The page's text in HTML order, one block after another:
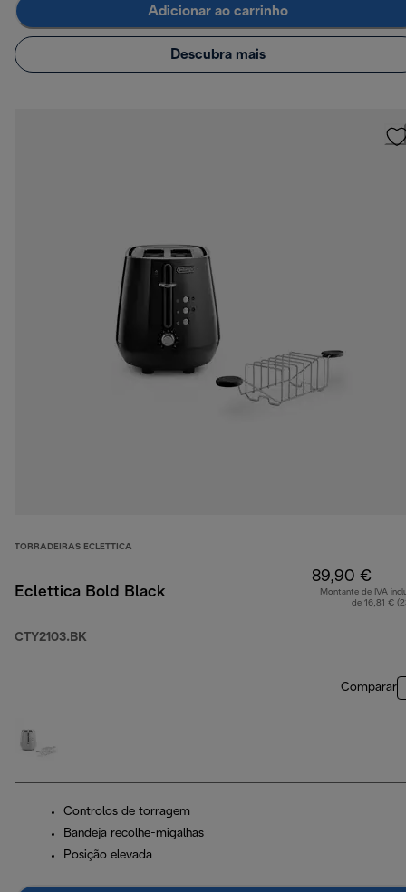
Adicionar ao carrinho
Descubra mais
TORRADEIRAS ECLETTICA
Eclettica Bold Black
CTY2103.BK
89,90 €
Montante de IVA
de 16,81 €
Comparar
Controlos de torragem
Bandeja recolhe-migalhas
Posição elevada